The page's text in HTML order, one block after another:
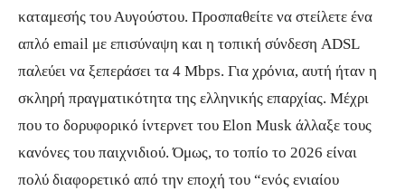
καταμεσής του Αυγούστου. Προσπαθείτε να στείλετε ένα
απλό email με επισύναψη και η τοπική σύνδεση ADSL
παλεύει να ξεπεράσει τα 4 Mbps. Για χρόνια, αυτή ήταν η
σκληρή πραγματικότητα της ελληνικής επαρχίας. Μέχρι
που το δορυφορικό ίντερνετ του Elon Musk άλλαξε τους
κανόνες του παιχνιδιού. Όμως, το τοπίο το 2026 είναι
πολύ διαφορετικό από την εποχή του “ενός ενιαίου